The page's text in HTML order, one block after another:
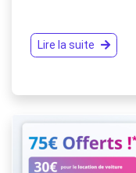
Lire la suite